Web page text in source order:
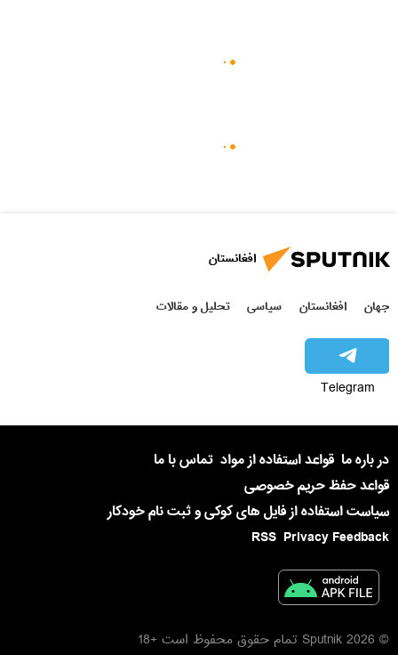
افغانستان
جهان افغانستان سیاسی تحلیل و مقالات
Telegram
در باره ما قواعد استفاده از مواد تماس با ما
قواعد حفظ حریم خصوصی
سیاست استفاده از فایل های کوکی و ثبت نام خودکار
Privacy Feedback
RSS
© 2026 Sputnik تمام حقوق محفوظ است +18